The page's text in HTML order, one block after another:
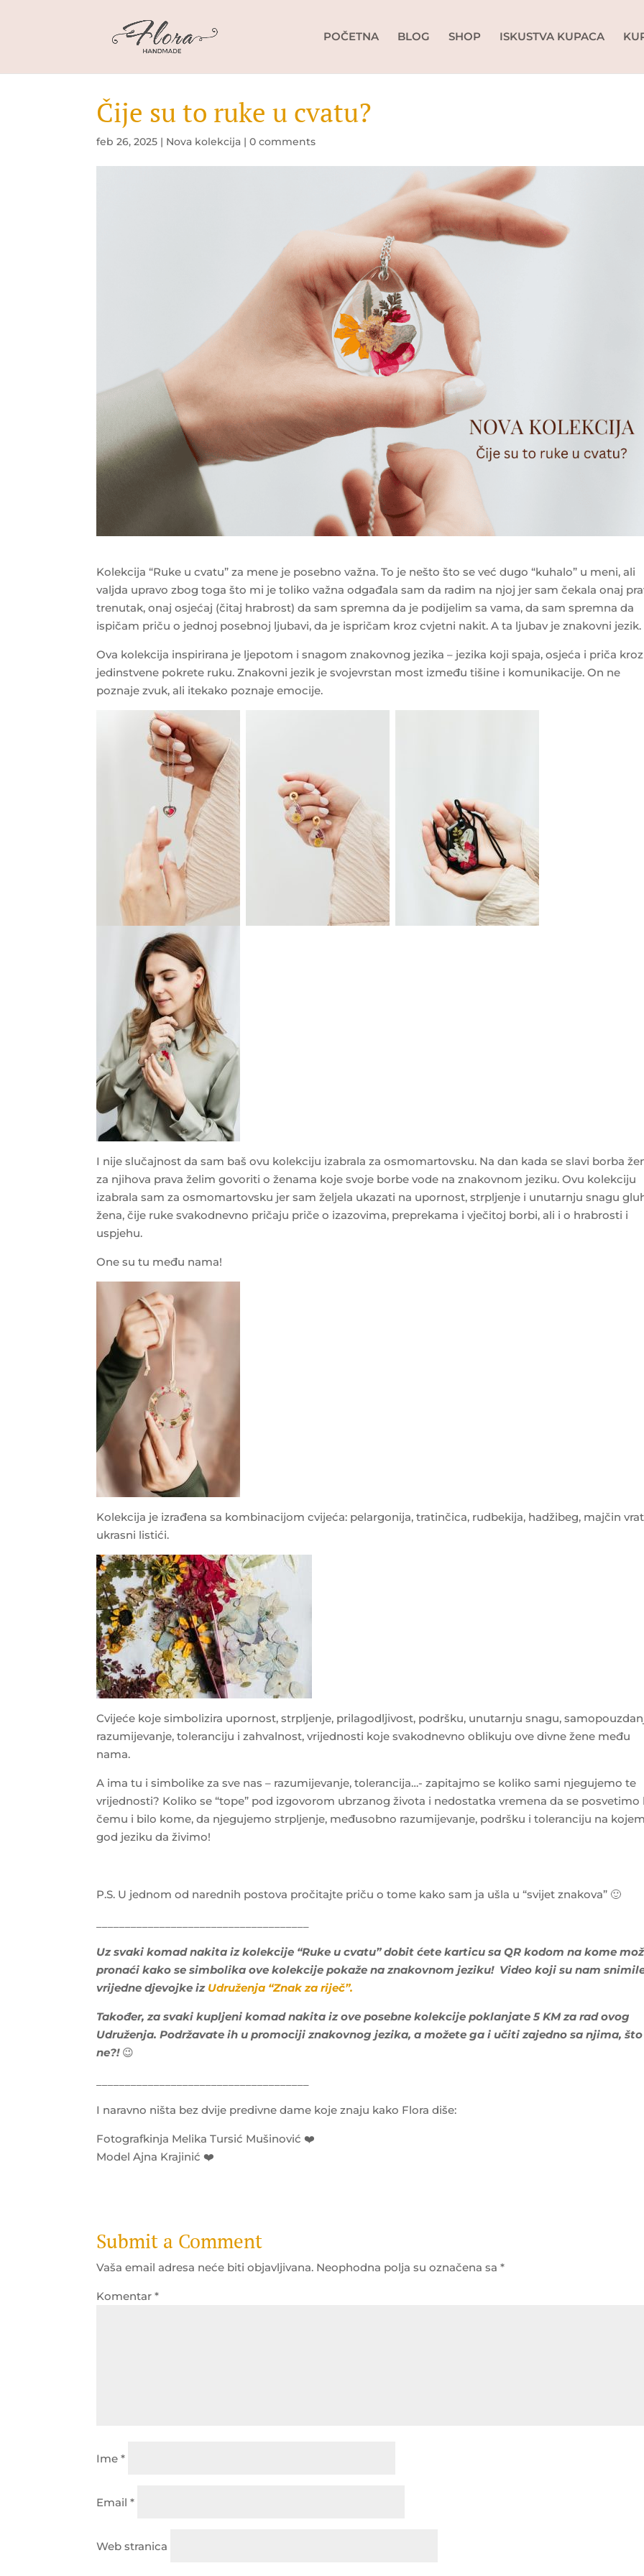
POČETNA BLOG SHOP ISKUSTVA KUPACA
Čije su to ruke u cvatu?
feb 26, 2025 | Nova kolekcija |0 comments
Kolekcija “Ruke u cvatu” za mene je posebno važna. To je nešto što se već dugo “kuhalo” u meni, ali
valjda upravo zbog toga što mi je toliko važna odgađala sam da radim na njoj jer sam čekala onaj
trenutak, onaj osjećaj (čitaj hrabrost) da sam spremna da je podijelim sa vama, da sam spremna da
ispičam priču o jednoj posebnoj ljubavi, da je ispričam kroz cvjetni nakit. A ta ljubav je znakovni jezik.
Ova kolekcija inspirirana je ljepotom i snagom znakovnog jezika – jezika koji spaja, osjeća i priča kroz
jedinstvene pokrete ruku. Znakovni jezik je svojevrstan most između tišine i komunikacije. On ne
poznaje zvuk, ali itekako poznaje emocije.
I nije slučajnost da sam baš ovu kolekciju izabrala za osmomartovsku. Na dan kada se slavi borba
za njihova prava želim govoriti o ženama koje svoje borbe vode na znakovnom jeziku. Ovu kolekciju
izabrala sam za osmomartovsku jer sam željela ukazati na upornost, strpljenje i unutarnju snagu
žena, čije ruke svakodnevno pričaju priče o izazovima, preprekama i vječitoj borbi, ali i o hrabrosti i
uspjehu.
One su tu među nama!
Kolekcija je izrađena sa kombinacijom cvijeća: pelargonija, tratinčica, rudbekija, hadžibeg, majčin
ukrasni listići.
Cvijeće koje simbolizira upornost, strpljenje, prilagodljivost, podršku, unutarnju snagu,
razumijevanje, toleranciju i zahvalnost, vrijednosti koje svakodnevno oblikuju ove divne žene među
nama.
A ima tu i simbolike za sve nas – razumijevanje, tolerancija…- zapitajmo se koliko sami njegujemo te
vrijednosti? Koliko se “tope” pod izgovorom ubrzanog života i nedostatka vremena da se posvetimo
čemu i bilo kome, da njegujemo strpljenje, međusobno razumijevanje, podršku i toleranciju na
god jeziku da živimo!
P.S. U jednom od narednih postova pročitajte priču o tome kako sam ja ušla u “svijet znakova” 🙂
Uz svaki komad nakita iz kolekcije “Ruke u cvatu” dobit ćete karticu sa QR kodom na kome
pronaći kako se simbolika ove kolekcije pokaže na znakovnom jeziku! Video koji su nam
vrijedne djevojke iz Udruženja “Znak za riječ”.
Također, za svaki kupljeni komad nakita iz ove posebne kolekcije poklanjate 5 KM za rad ovog
Udruženja. Podržavate ih u promociji znakovnog jezika, a možete ga i učiti zajedno sa njima,
ne?!😉
I naravno ništa bez dvije predivne dame koje znaju kako Flora diše:
Fotografkinja Melika Tursić Mušinović ❤️
Model Ajna Krajinić ❤️
Submit a Comment
Vaša email adresa neće biti objavljivana. Neophodna polja su označena sa*
Komentar*
Ime*
Email*
Web stranica